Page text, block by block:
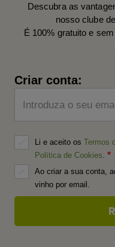
Descubra as
nosso clube
É 100% gratuito e
Criar conta:
Introduza o seu
Li e aceito os Termos
Política de Cookies.
Ao criar a sua conta,
vinho por email.